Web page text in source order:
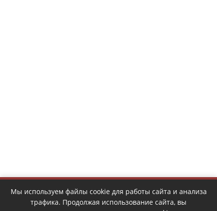
Мы используем файлы cookie для работы сайта и анализа
трафика. Продолжая использование сайта, вы